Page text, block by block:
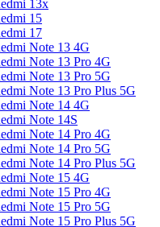
13x
15
17
Note 13 4G
Note 13 Pro 4G
Note 13 Pro 5G
Note 13 Pro Plus 5G
Note 14 4G
Note 14S
Note 14 Pro 4G
Note 14 Pro 5G
Note 14 Pro Plus 5G
Note 15 4G
Note 15 Pro 4G
Note 15 Pro 5G
Note 15 Pro Plus 5G